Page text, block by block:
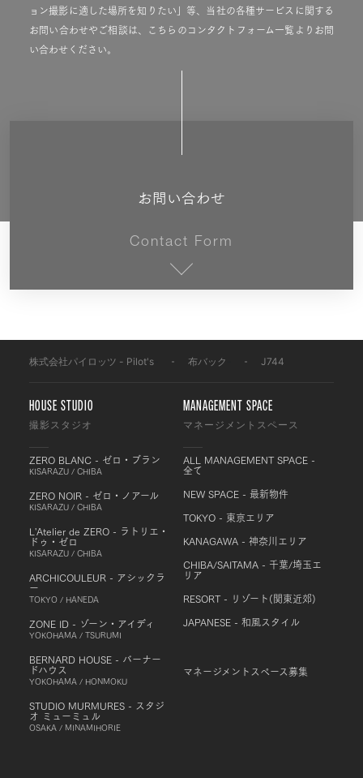
ョン撮影に適した場所を知りたい」等、当社の各種サービスに関する
お問い合わせやご相談は、こちらのコンタクトフォーム一覧よりお問
い合わせください。
お問い合わせ
Contact Form
株式会社パイロッツ - Pilot's 布バック J744
HOUSE STUDIO
撮影スタジオ
ZERO BLANC - ゼロ・ブラン
KISARAZU / CHIBA
ZERO NOIR - ゼロ・ノアール
KISARAZU / CHIBA
L'Atelier de ZERO - ラトリエ・
ドゥ・ゼロ
KISARAZU / CHIBA
ARCHICOULEUR - アシックラ
ー
TOKYO / HANEDA
ZONE ID - ゾーン・アイディ
YOKOHAMA / TSURUMI
BERNARD HOUSE - バーナー
ドハウス
YOKOHAMA / HONMOKU
STUDIO MURMURES - スタジ
オ ミューミュル
OSAKA / MINAMIHORIE
MANAGEMENT SPACE
マネージメントスペース
ALL MANAGEMENT SPACE -
全て
NEW SPACE - 最新物件
TOKYO - 東京エリア
KANAGAWA - 神奈川エリア
CHIBA/SAITAMA - 千葉/埼玉エ
リア
RESORT - リゾート(関東近郊)
JAPANESE - 和風スタイル
マネージメントスペース募集